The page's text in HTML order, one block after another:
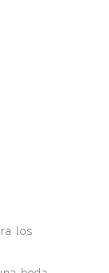
los